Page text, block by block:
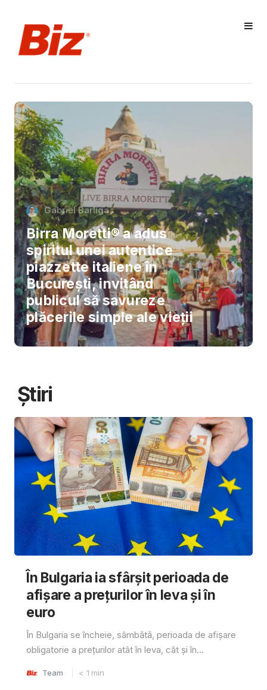
Gabriel Barliga
Birra Moretti® a adus
spiritul unei autentice
piazzette italiene în
București, invitând
publicul să savureze
plăcerile simple ale vieții
Știri
În Bulgaria ia sfârşit perioada de
afișare a prețurilor în ​​leva și în
euro
În Bulgaria se încheie, sâmbătă, perioada de afișare
obligatorie a prețurilor atât în ​​leva, cât și în...
Team < 1 min